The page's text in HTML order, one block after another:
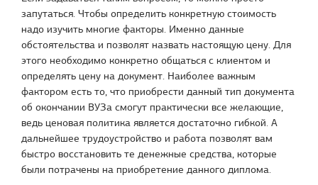
запутаться. Чтобы определить конкретную стоимость
надо изучить многие факторы. Именно данные
обстоятельства и позволят назвать настоящую цену. Для
этого необходимо конкретно общаться с клиентом и
определять цену на документ. Наиболее важным
фактором есть то, что приобрести данный тип документа
об окончании ВУЗа смогут практически все желающие,
ведь ценовая политика является достаточно гибкой. А
дальнейшее трудоустройство и работа позволят вам
быстро восстановить те денежные средства, которые
были потрачены на приобретение данного диплома.